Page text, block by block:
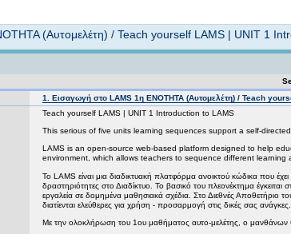
(Αυτομελέτη) / Teach yourself LAMS | UNIT 1
1. Εισαγωγή στο LAMS 1η ΕΝΟΤΗΤΑ (Αυτομελέτη) / Teach
Teach yourself LAMS | UNIT 1 Introduction to LAMS
This serious of five units learning sequences support a self-
LAMS is an open-source web-based platform designed to help
environment, which allows teachers to sequence different
Το LAMS είναι μια διαδικτυακή πλατφόρμα ανοικτού κώδικα που
δραστηριότητες στο Διαδίκτυο. Το βασικό του πλεονέκτημα έγκειται
εργαλεία σε δομημένα μαθησιακά σχέδια. Στο Διεθνές
διατίενται ελεύθερες για χρήση - προσαρμογή στις δικές σας ανάγκες.
Με την ολοκλήρωση του 1ου μαθήματος αυτο-μελέτης, ο μανθάνων